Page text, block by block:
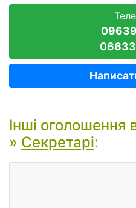
Інші оголошення
» Секретарі: